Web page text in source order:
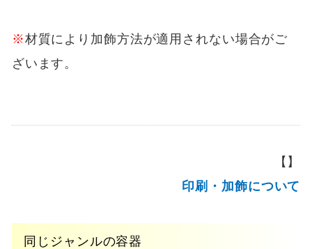
※材質により加飾方法が適用されない場合がご
ざいます。
【】
印刷・加飾について
同じジャンルの容器